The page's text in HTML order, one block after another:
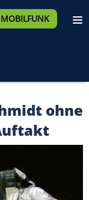
MOBILFUNK
ohne